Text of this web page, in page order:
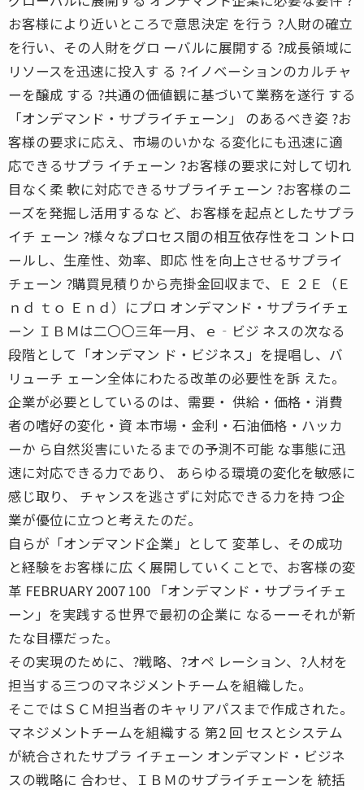
お客様により近いところで意思決定 を行う ?人財の確立
を行い、その人財をグロ ーバルに展開する ?成長領域に
リソースを迅速に投入す る ?イノベーションのカルチャ
ーを醸成 する ?共通の価値観に基づいて業務を遂行 する
「オンデマンド・サプライチェーン」 のあるべき姿 ?お
客様の要求に応え、市場のいかな る変化にも迅速に適
応できるサプラ イチェーン ?お客様の要求に対して切れ
目なく柔 軟に対応できるサプライチェーン ?お客様のニ
ーズを発掘し活用するな ど、お客様を起点としたサプラ
イチ ェーン ?様々なプロセス間の相互依存性をコ ントロ
ールし、生産性、効率、即応 性を向上させるサプライ
チェーン ?購買見積りから売掛金回収まで、Ｅ ２Ｅ（Ｅ
ｎｄ ｔｏ Ｅｎｄ）にプロ オンデマンド・サプライチェ
ーン ＩＢＭは二〇〇三年一月、ｅ‐ビジ ネスの次なる
段階として「オンデマン ド・ビジネス」を提唱し、バ
リューチ ェーン全体にわたる改革の必要性を訴 えた。
企業が必要としているのは、需要・ 供給・価格・消費
者の嗜好の変化・資 本市場・金利・石油価格・ハッカ
ーか ら自然災害にいたるまでの予測不可能 な事態に迅
速に対応できる力であり、 あらゆる環境の変化を敏感に
感じ取り、 チャンスを逃さずに対応できる力を持 つ企
業が優位に立つと考えたのだ。
自らが「オンデマンド企業」として 変革し、その成功
と経験をお客様に広 く展開していくことで、お客様の変
革 FEBRUARY 2007 100 「オンデマンド・サプライチェ
ーン」を実践する世界で最初の企業に なるーーそれが新
たな目標だった。
その実現のために、?戦略、?オペ レーション、?人材を
担当する三つのマネジメントチームを組織した。
そこではＳＣＭ担当者のキャリアパスまで作成された。
マネジメントチームを組織する 第2 回 セスとシステム
が統合されたサプラ イチェーン オンデマンド・ビジネ
スの戦略に 合わせ、ＩＢＭのサプライチェーンを 統括